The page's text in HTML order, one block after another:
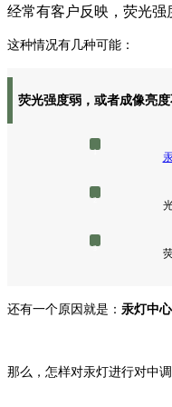
经常有客户反映，荧光强
这种情况有几种可能：
荧光强度弱，或者成像亮
1
2
3
还有一个原因就是： 汞灯中
那么，怎样对汞灯进行对中